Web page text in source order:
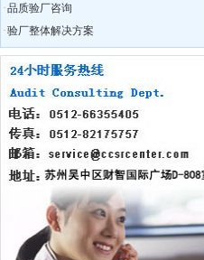
6月14日通州市**袜业取得
证书
热烈祝贺我公司员工Charly月15日获得
ISO外审员资格证书
6月29日我公司CSR研讨会在无锡召开
10月28日苏州XX服饰在我公司辅导下
通过BSCI认证
优服装工厂
10月29日苏州奥地特企业管理咨询有
限公司，召开公司大会公布上半年业
绩，累计辅导企业322家，一次性通过
12月18日，苏州奥地特企业对厦门27
家外贸公司开展 BSCI认知培训公开课
扬州zy玩具 ICTI认证取得优异成绩
2010我公司业绩大幅增长,全年累计辅
·品质验厂咨询
·验厂整体解决方案